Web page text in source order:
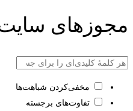
مجوزهای
مخفی‌کردن شباهت‌ها
تفاوت‌های برجسته